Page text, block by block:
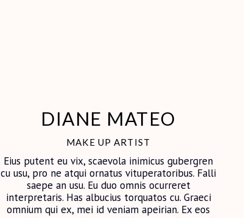
DIANE MATEO
MAKE UP ARTIST
Eius putent eu vix, scaevola inimicus gubergren
cu usu, pro ne atqui ornatus vituperatoribus. Falli
saepe an usu. Eu duo omnis ocurreret
interpretaris. Has albucius torquatos cu. Graeci
omnium qui ex, mei id veniam apeirian. Ex eos